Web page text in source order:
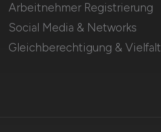
Arbeitnehmer Registrierung
Social Media & Networks
Gleichberechtigung & Vielfalt